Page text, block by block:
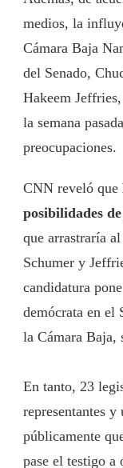
medios, la
Cámara Baja
del Senado,
Hakeem
la semana
preocupaciones.
CNN reveló que
posibilidades
que arrastraría
Schumer y
candidatura
demócrata en el
la Cámara Baja,
En tanto, 23
representantes
públicamente
pase el testigo a